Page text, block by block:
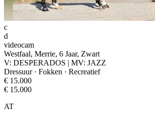
c
d
videocam
Westfaal, Merrie, 6 Jaar, Zwart
V: DESPERADOS | MV: JAZZ
Dressuur · Fokken · Recreatief
€ 15.000
€ 15.000
AT